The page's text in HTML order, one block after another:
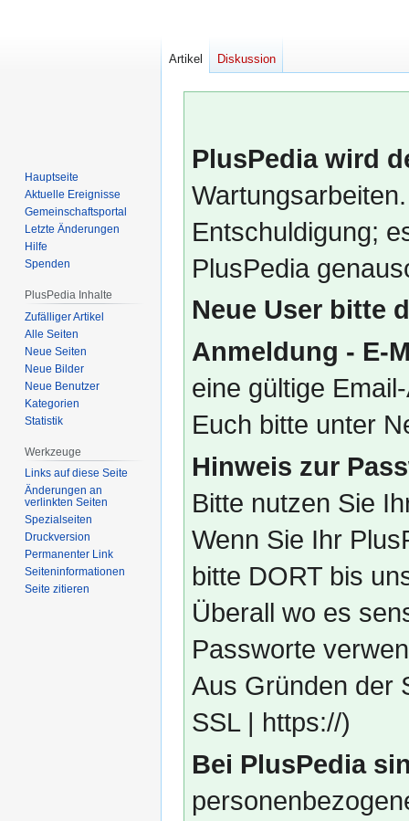
PlusPedia wird
Entschuldigung;
PlusPedia
Neue User bitte
Anmeldung - E-
eine gültige
Euch bitte unter
Hinweis zur
Bitte nutzen Sie
Wenn Sie Ihr
bitte DORT bis
Überall wo es
Passworte
Aus Gründen der
SSL | https://)
Bei PlusPedia
Artikel Diskussion
Hauptseite
Aktuelle Ereignisse
Gemeinschafts­portal
Letzte Änderungen
Hilfe
Spenden
PlusPedia Inhalte
Zufälliger Artikel
Alle Seiten
Neue Seiten
Neue Bilder
Neue Benutzer
Kategorien
Statistik
Werkzeuge
Links auf diese Seite
Änderungen an
verlinkten Seiten
Spezialseiten
Druckversion
Permanenter Link
Seiten­­informationen
Seite zitieren